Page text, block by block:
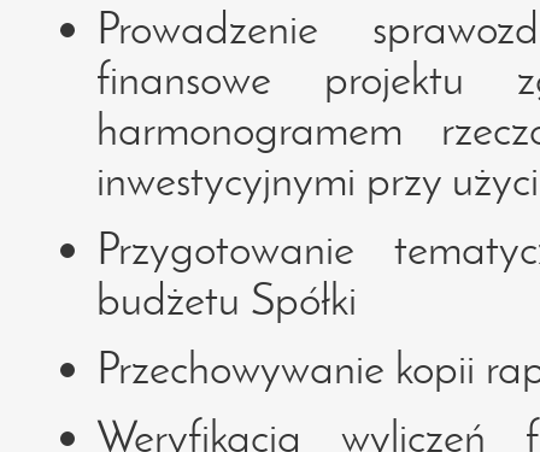
Prowadzenie
finansowe projektu
harmonogramem
inwestycyjnymi przy
Przygotowanie
budżetu Spółki
Przechowywanie kopii
Weryfikacja wyliczeń